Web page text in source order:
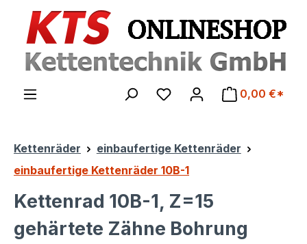
Zum Hauptinhalt springen
0,00 €*
Kettenräder
einbaufertige Kettenräder
einbaufertige Kettenräder 10B-1
Kettenrad 10B-1, Z=15
gehärtete Zähne Bohrung